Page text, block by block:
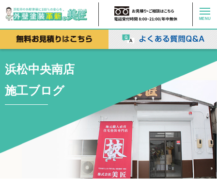
MENU
浜松中央南店
施工ブログ